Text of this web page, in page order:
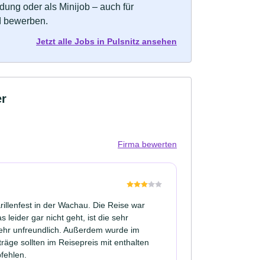
oder als Minijob – auch für
bewerben.
Jetzt alle Jobs in Pulsnitz ansehen
Firma bewerten
in der Wachau. Die Reise war
leider gar nicht geht, ist die sehr
unfreundlich. Außerdem wurde im
sollten im Reisepreis mit enthalten